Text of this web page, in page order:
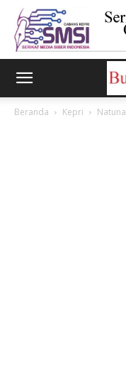
Beranda Kepri Natuna